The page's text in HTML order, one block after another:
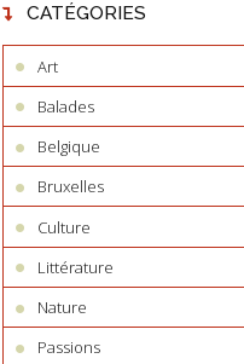
CATÉGORIES
Art
Balades
Belgique
Bruxelles
Culture
Littérature
Nature
Passions